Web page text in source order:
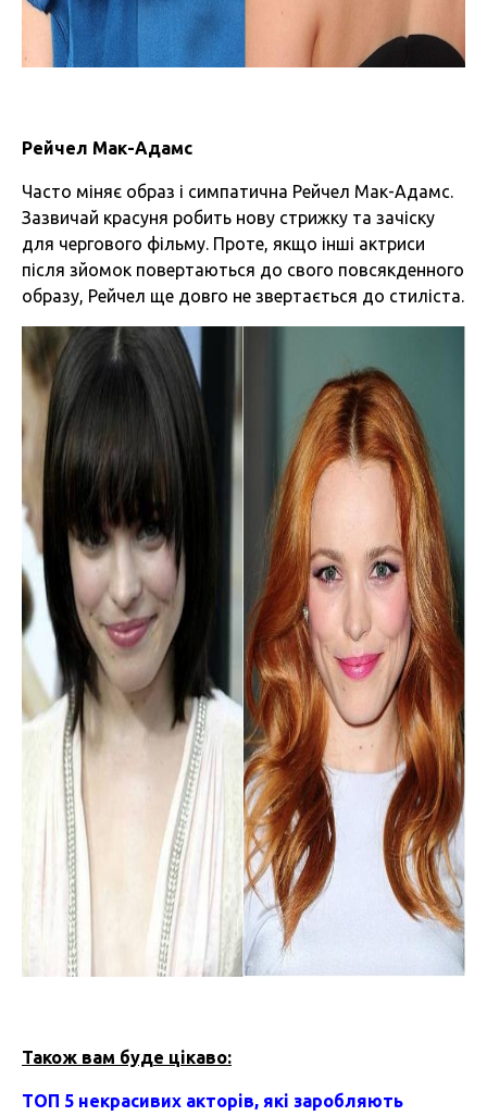
Рейчел Мак-Адамс
Часто міняє образ і симпатична Рейчел Мак-Адамс.
Зазвичай красуня робить нову стрижку та зачіску
для чергового фільму. Проте, якщо інші актриси
після зйомок повертаються до свого повсякденного
образу, Рейчел ще довго не звертається до стиліста.
Також вам буде цікаво:
ТОП 5 некрасивих акторів, які заробляють